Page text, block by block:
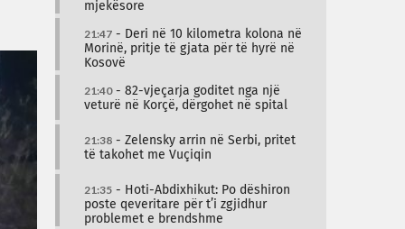
mjekësore
21:47 - Deri në 10 kilometra kolona në
Morinë, pritje të gjata për të hyrë në
Kosovë
21:40- 82-vjeçarja goditet nga një
veturë në Korçë, dërgohet në spital
21:38 - Zelensky arrin në Serbi, pritet
të takohet me Vuçiqin
21:35 - Hoti-Abdixhikut: Po dëshiron
poste qeveritare për t’i zgjidhur
problemet e brendshme